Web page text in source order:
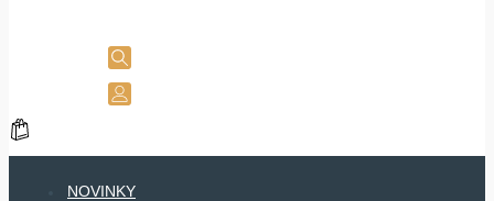
NOVINKY